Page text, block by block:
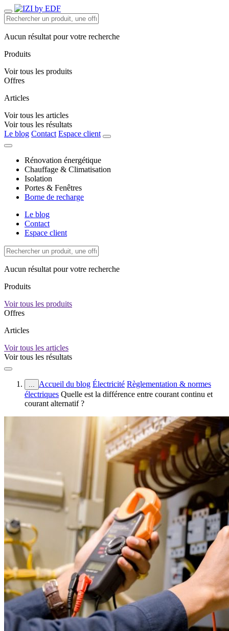
Aucun résultat pour votre recherche
Produits
Voir tous les produits
Offres
Articles
Voir tous les articles
Voir tous les résultats
Le blog Contact Espace client
Rénovation énergétique
Chauffage & Climatisation
Isolation
Portes & Fenêtres
Borne de recharge
Le blog
Contact
Espace client
Aucun résultat pour votre recherche
Produits
Voir tous les produits
Offres
Articles
Voir tous les articles
Voir tous les résultats
... Accueil du blog Électricité Règlementation & normes
électriques Quelle est la différence entre courant continu et
courant alternatif ?